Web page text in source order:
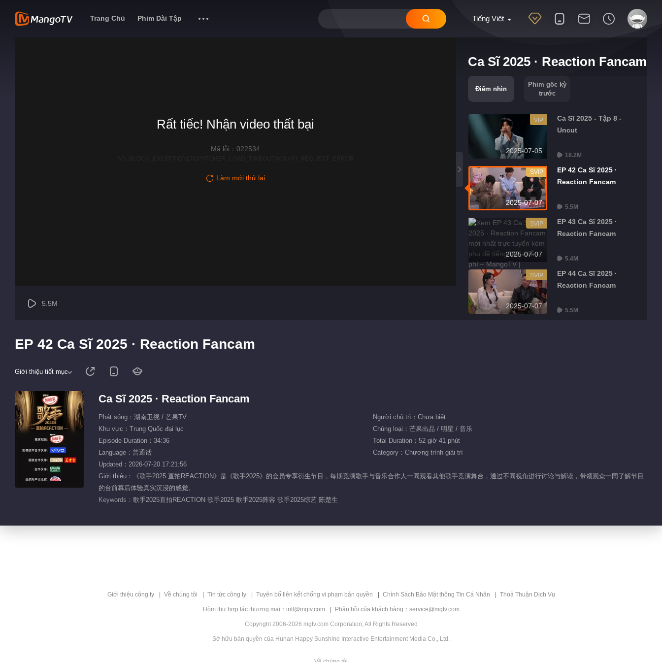
Tiếng Việt
Trang Chủ Phim Dài Tập
Ca Sĩ 2025 · Reaction Fancam
Điểm nhìn
Phim gốc kỳ
trước
2025-07-05
VIP
Ca Sĩ 2025 - Tập 8 -
Uncut
18.2M
2025-07-07
SVIP
EP 42 Ca Sĩ 2025 ·
Reaction Fancam
5.5M
2025-07-07
SVIP
EP 43 Ca Sĩ 2025 ·
Reaction Fancam
5.4M
2025-07-07
SVIP
EP 44 Ca Sĩ 2025 ·
Reaction Fancam
5.5M
Rất tiếc! Nhận video thất bại
Mã lỗi：022534
Làm mới thử lại
5.5M
EP 42 Ca Sĩ 2025 · Reaction Fancam
Giới thiệu tiết mục
Ca Sĩ 2025 · Reaction Fancam
Phát sóng：湖南卫视 / 芒果TV
Người chủ trì：Chưa biết
Khu vực：Trung Quốc đại lục
Chủng loại：芒果出品 / 明星 / 音乐
Episode Duration：34:36
Total Duration：52 giờ 41 phút
Language：普通话
Category：Chương trình giải trí
Updated：2026-07-20 17:21:56
Giới thiệu：《歌手2025 直拍REACTION》是《歌手2025》的会员专享衍生节目，每期竞演歌手与音乐合作人一同观看其他歌手竞演舞台，通过不同视角进行讨论与解读，带领观众一同了解节目
的台前幕后体验真实沉浸的感觉。
Keywords： 歌手2025直拍REACTION 歌手2025 歌手2025阵容 歌手2025综艺 陈楚生
Giới thiệu công ty Về chúng tôi Tin tức công ty Tuyên bố liên kết chống vi phạm bản quyền Chính Sách Bảo Mật thông Tin Cá Nhân Thoả Thuận Dịch Vụ
Hòm thư hợp tác thương mại：intl@mgtv.com Phản hồi của khách hàng：service@mgtv.com
Copyright 2006-2026 mgtv.com Corporation, All Rights Reserved
Sở hữu bản quyền của Hunan Happy Sunshine Interactive Entertainment Media Co., Ltd.